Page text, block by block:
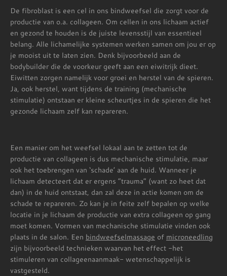
De fibroblast is een cel in ons bindweefsel die zorgt voor de
productie van o.a. collageen. Om cellen in ons lichaam actief
en gezond te houden is de juiste levensstijl van essentieel
belang. Alle lichamelijke systemen werken samen om jou er op
je mooist uit te laten zien. Denk bijvoorbeeld aan de
bodybuilder die de voorkeur geeft aan een eiwitrijk dieet.
Eiwitten zorgen namelijk voor groei en herstel van de spieren.
Ja, ook herstel, want tijdens de training (mechanische
stimulatie) ontstaan er kleine scheurtjes in de spieren die het
gezonde lichaam zelf kan repareren.
Een manier om het weefsel lokaal aan te zetten tot de
productie van collageen is dus mechanische stimulatie, maar
ook het toebrengen van ‘schade’ aan de huid. Wanneer je
lichaam detecteert dat er ergens “trauma” (want zo heet dat
dan) in de huid ontstaat, dan zal deze in actie komen om de
schade te repareren. Zo kan je in feite zelf bepalen op welke
locatie in je lichaam de productie van extra collageen op gang
moet komen. Vormen van mechanische stimulatie vinden ook
plaats in de salon. Een bindweefselmassage of microneedling
zijn bijvoorbeeld technieken waarvan het effect -het
stimuleren van collageenaanmaak- wetenschappelijk is
vastgesteld.